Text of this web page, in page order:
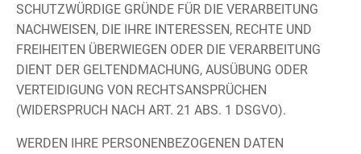
SCHUTZWÜRDIGE GRÜNDE FÜR DIE VERARBEITUNG
NACHWEISEN, DIE IHRE INTERESSEN, RECHTE UND
FREIHEITEN ÜBERWIEGEN ODER DIE VERARBEITUNG
DIENT DER GELTENDMACHUNG, AUSÜBUNG ODER
VERTEIDIGUNG VON RECHTSANSPRÜCHEN
(WIDERSPRUCH NACH ART. 21 ABS. 1 DSGVO).
WERDEN IHRE PERSONENBEZOGENEN DATEN